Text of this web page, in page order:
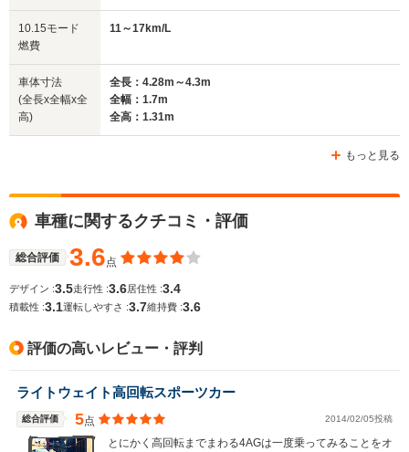
サイズ
(全長x全幅x全高)
WLTCモード
燃費
全幅
1.7m
10.15モード
燃費
11～17km/L
車体寸法
(全長x全幅x全
高)
全長：4.28m～4.3m
全幅：1.7m
全高：1.31m
もっと見る
車種に関するクチコミ・評価
総合評価 3.6点
デザイン :3.5走行性 :3.6居住性 :3.4
積載性 :3.1運転しやすさ :3.7維持費 :3.6
評価の高いレビュー・評判
ライトウェイト高回転スポーツカー
総合評価 5点 2014/02/05投稿
とにかく高回転までまわる4AGは一度乗ってみることをオ